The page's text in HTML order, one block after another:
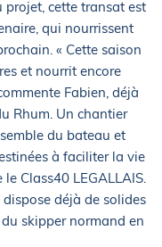
projet, cette transat est
qui nourrissent
« Cette saison
et nourrit encore
Fabien, déjà
Rhum. Un chantier
du bateau et
à faciliter la vie
Class40 LEGALLAIS.
déjà de solides
skipper normand en